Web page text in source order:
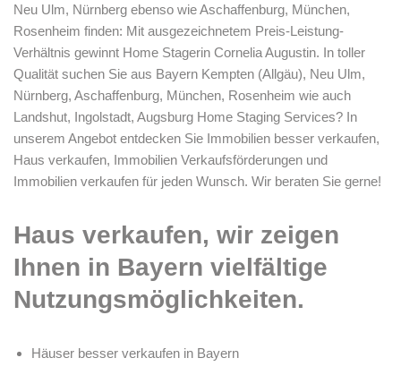
Neu Ulm, Nürnberg ebenso wie Aschaffenburg, München,
Rosenheim finden: Mit ausgezeichnetem Preis-Leistung-
Verhältnis gewinnt Home Stagerin Cornelia Augustin. In toller
Qualität suchen Sie aus Bayern Kempten (Allgäu), Neu Ulm,
Nürnberg, Aschaffenburg, München, Rosenheim wie auch
Landshut, Ingolstadt, Augsburg Home Staging Services? In
unserem Angebot entdecken Sie Immobilien besser verkaufen,
Haus verkaufen, Immobilien Verkaufsförderungen und
Immobilien verkaufen für jeden Wunsch. Wir beraten Sie gerne!
Haus verkaufen, wir zeigen
Ihnen in Bayern vielfältige
Nutzungsmöglichkeiten.
Häuser besser verkaufen in Bayern